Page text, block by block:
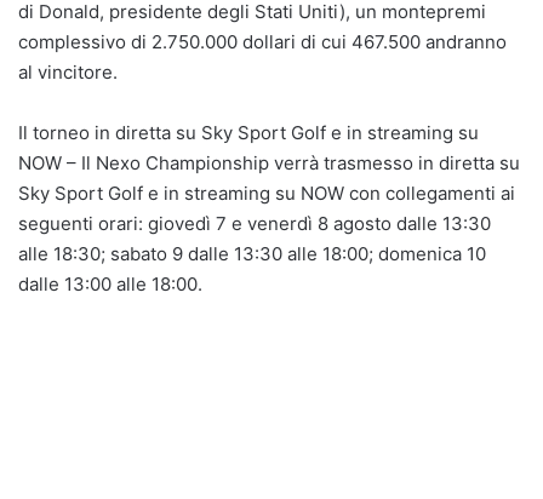
di Donald, presidente degli Stati Uniti), un montepremi
complessivo di 2.750.000 dollari di cui 467.500 andranno
al vincitore.
Il torneo in diretta su Sky Sport Golf e in streaming su
NOW – Il Nexo Championship verrà trasmesso in diretta su
Sky Sport Golf e in streaming su NOW con collegamenti ai
seguenti orari: giovedì 7 e venerdì 8 agosto dalle 13:30
alle 18:30; sabato 9 dalle 13:30 alle 18:00; domenica 10
dalle 13:00 alle 18:00.